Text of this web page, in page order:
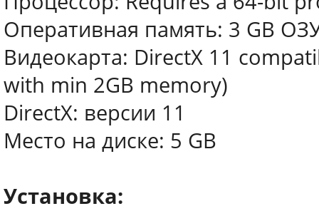
Оперативная память: 3 GB
Видеокарта: DirectX 11
with min 2GB memory)
DirectX: версии 11
Место на диске: 5 GB
Установка: